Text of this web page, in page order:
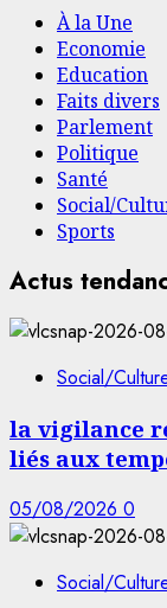
À la Une
Economie
Education
Faits divers
Parlement
Politique
Santé
Social/
Sports
Actus
Social/
la vigilance
liés aux
05/08/2026 0
Social/